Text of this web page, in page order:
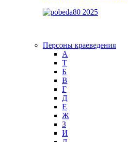
Персоны краеведения
А
T
Б
В
Г
Д
Е
Ж
З
И